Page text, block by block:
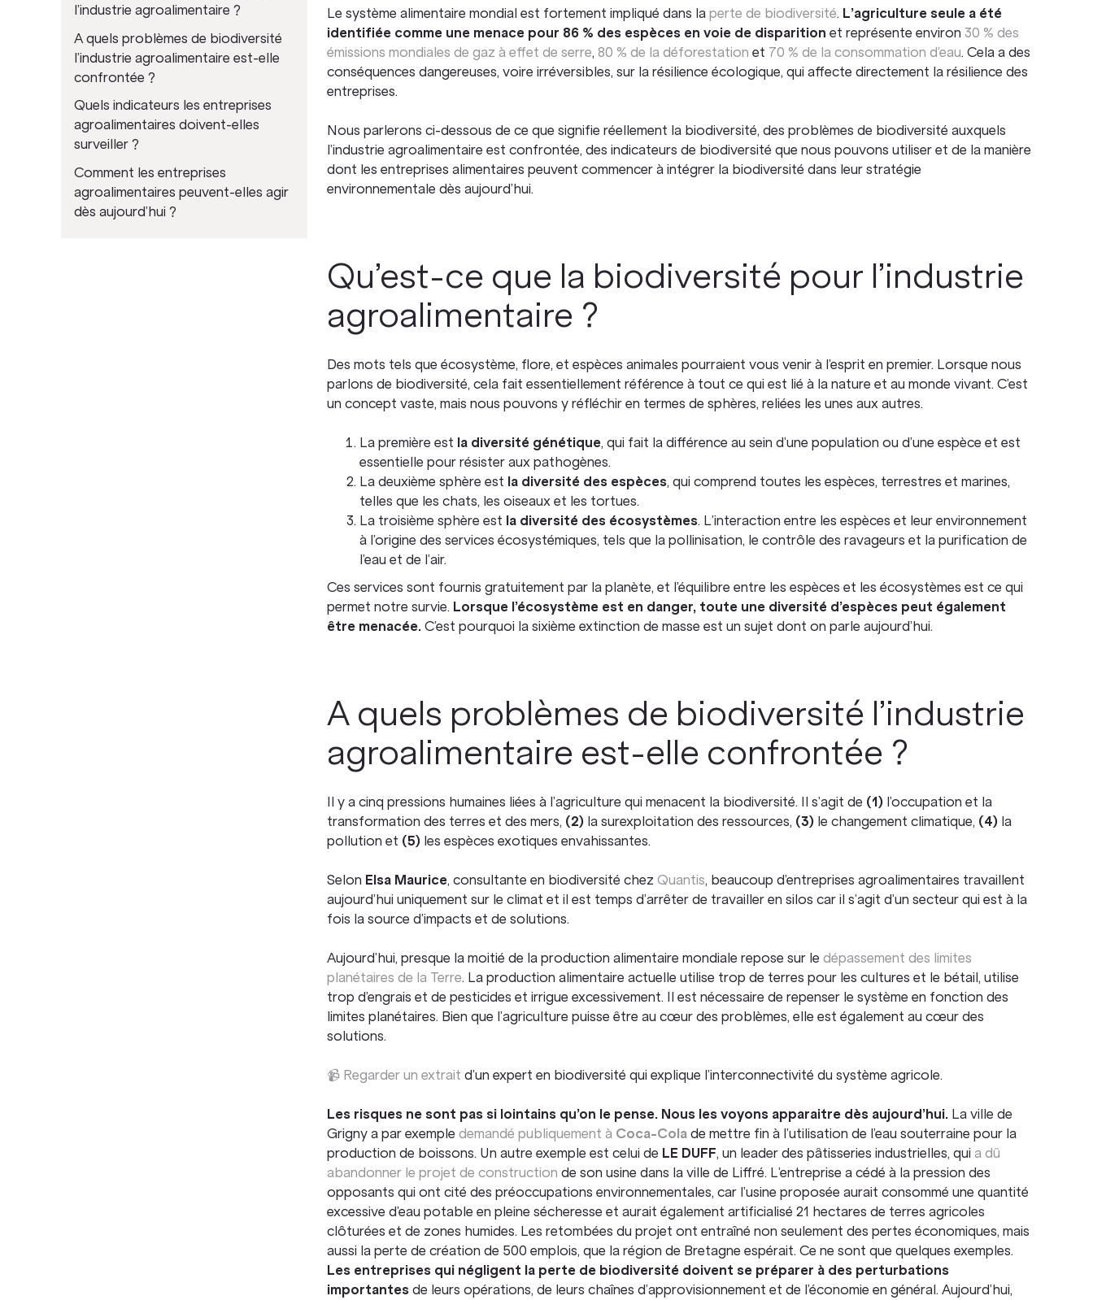
l’industrie agroalimentaire ?
A quels problèmes de biodiversité
l’industrie agroalimentaire est-elle
confrontée ?
Quels indicateurs les entreprises
agroalimentaires doivent-elles
surveiller ?
Comment les entreprises
agroalimentaires peuvent-elles agir
dès aujourd’hui ?
Le système alimentaire mondial est fortement impliqué dans laperte de biodiversité. L’agriculture seule a été
identifiée comme une menace pour 86 % des espèces en voie de disparition et représente environ 30 % des
émissions mondiales de gaz à effet de serre,80 % de la déforestation et 70 % de la consommation d’eau. Cela a des
conséquences dangereuses, voire irréversibles, sur la résilience écologique, qui affecte directement la résilience des
entreprises.
Nous parlerons ci-dessous de ce que signifie réellement la biodiversité, des problèmes de biodiversité auxquels
l’industrie agroalimentaire est confrontée, des indicateurs de biodiversité que nous pouvons utiliser et de la manière
dont les entreprises alimentaires peuvent commencer à intégrer la biodiversité dans leur stratégie
environnementale dès aujourd’hui.
Qu’est-ce que la biodiversité pour l’industrie
agroalimentaire ?
Des mots tels que écosystème, flore, et espèces animales pourraient vous venir à l’esprit en premier. Lorsque nous
parlons de biodiversité, cela fait essentiellement référence à tout ce qui est lié à la nature et au monde vivant. C’est
un concept vaste, mais nous pouvons y réfléchir en termes de sphères, reliées les unes aux autres.
La première est la diversité génétique, qui fait la différence au sein d’une population ou d’une espèce et est
essentielle pour résister aux pathogènes.
La deuxième sphère est la diversité des espèces, qui comprend toutes les espèces, terrestres et marines,
telles que les chats, les oiseaux et les tortues.
La troisième sphère est la diversité des écosystèmes. L’interaction entre les espèces et leur environnement
à l’origine des services écosystémiques, tels que la pollinisation, le contrôle des ravageurs et la purification de
l’eau et de l’air.
Ces services sont fournis gratuitement par la planète, et l’équilibre entre les espèces et les écosystèmes est ce qui
permet notre survie. Lorsque l’écosystème est en danger, toute une diversité d’espèces peut également
être menacée. C’est pourquoi la sixième extinction de masse est un sujet dont on parle aujourd’hui.
A quels problèmes de biodiversité l’industrie
agroalimentaire est-elle confrontée ?
Il y a cinq pressions humaines liées à l’agriculture qui menacent la biodiversité. Il s’agit de (1) l’occupation et la
transformation des terres et des mers, (2) la surexploitation des ressources, (3) le changement climatique, (4) la
pollution et (5) les espèces exotiques envahissantes.
Selon Elsa Maurice, consultante en biodiversité chezQuantis, beaucoup d’entreprises agroalimentaires travaillent
aujourd’hui uniquement sur le climat et il est temps d’arrêter de travailler en silos car il s’agit d’un secteur qui est à la
fois la source d’impacts et de solutions.
Aujourd’hui, presque la moitié de la production alimentaire mondiale repose sur ledépassement des limites
planétaires de la Terre. La production alimentaire actuelle utilise trop de terres pour les cultures et le bétail, utilise
trop d’engrais et de pesticides et irrigue excessivement. Il est nécessaire de repenser le système en fonction des
limites planétaires. Bien que l’agriculture puisse être au cœur des problèmes, elle est également au cœur des
solutions.
📹 Regarder un extrait d’un expert en biodiversité qui explique l’interconnectivité du système agricole.
Les risques ne sont pas si lointains qu’on le pense. Nous les voyons apparaitre dès aujourd’hui. La ville de
Grigny a par exempledemandé publiquement à Coca-Cola de mettre fin à l’utilisation de l’eau souterraine pour la
production de boissons. Un autre exemple est celui de LE DUFF, un leader des pâtisseries industrielles, qui a dû
abandonner le projet de construction de son usine dans la ville de Liffré. L’entreprise a cédé à la pression des
opposants qui ont cité des préoccupations environnementales, car l’usine proposée aurait consommé une quantité
excessive d’eau potable en pleine sécheresse et aurait également artificialisé 21 hectares de terres agricoles
clôturées et de zones humides. Les retombées du projet ont entraîné non seulement des pertes économiques, mais
aussi la perte de création de 500 emplois, que la région de Bretagne espérait. Ce ne sont que quelques exemples.
Les entreprises qui négligent la perte de biodiversité doivent se préparer à des perturbations
importantes de leurs opérations, de leurs chaînes d’approvisionnement et de l’économie en général. Aujourd’hui,